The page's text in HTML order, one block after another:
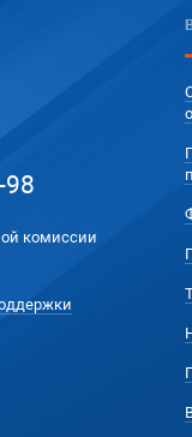
98
комиссии